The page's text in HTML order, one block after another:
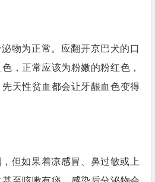
物为正常。应翻开京巴犬的口
，正常应该为粉嫩的粉红色，
天性贫血都会让牙龈血色变得
但如果着凉感冒、鼻过敏或上